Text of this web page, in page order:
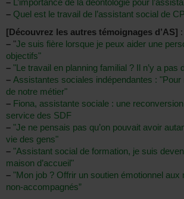
– L’importance de la déontologie pour
– Quel est le travail de l’assistant social de
[Découvrez les autres témoignages d’AS] :
– "Je suis fière lorsque je peux aider une
objectifs"
– "Le travail en planning familial ? Il n’y a pas
– Assistantes sociales indépendantes : "Pour
de notre métier"
– Fiona, assistante sociale : une
service des SDF
– "Je ne pensais pas qu’on pouvait avoir
vie des gens"
– "Assistant social de formation, je suis
maison d’accueil"
– "Mon job ? Offrir un soutien émotionnel aux
non-accompagnés”